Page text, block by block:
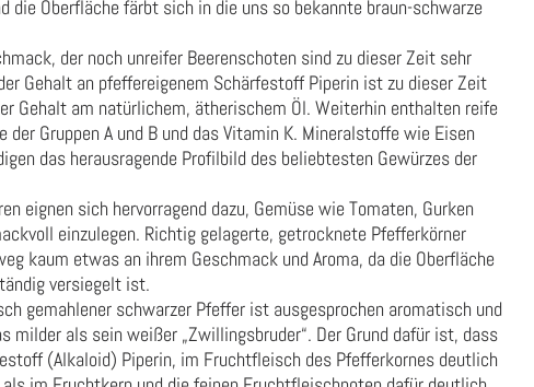
die Oberfläche färbt sich in die uns so bekannte braun-schwarze
der noch unreifer Beerenschoten sind zu dieser Zeit sehr
Gehalt an pfeffereigenem Schärfestoff Piperin ist zu dieser Zeit
Gehalt am natürlichem, ätherischem Öl. Weiterhin enthalten reife
der Gruppen A und B und das Vitamin K. Mineralstoffe wie Eisen
das herausragende Profilbild des beliebtesten Gewürzes der
eignen sich hervorragend dazu, Gemüse wie Tomaten, Gurken
einzulegen. Richtig gelagerte, getrocknete Pfefferkörner
kaum etwas an ihrem Geschmack und Aroma, da die Oberfläche
versiegelt ist.
gemahlener schwarzer Pfeffer ist ausgesprochen aromatisch und
milder als sein weißer „Zwillingsbruder“. Der Grund dafür ist, dass
(Alkaloid) Piperin, im Fruchtfleisch des Pfefferkornes deutlich